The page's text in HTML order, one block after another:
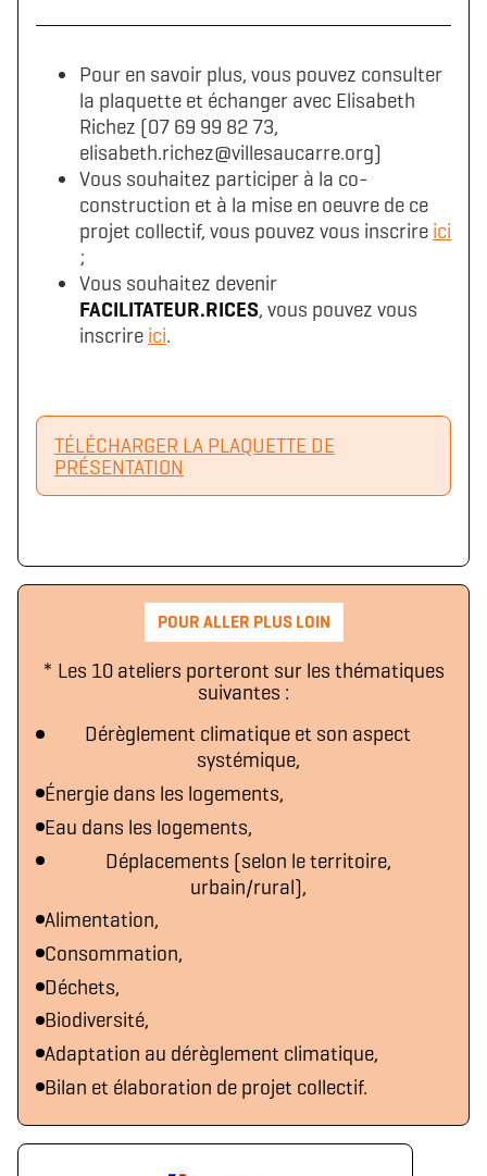
(format .svg)
(format .zip)
Pour en savoir plus, vous pouvez consulter
la plaquette et échanger avec Elisabeth
Richez (07 69 99 82 73,
elisabeth.richez@villesaucarre.org)
Vous souhaitez participer à la co-
construction et à la mise en oeuvre de ce
projet collectif, vous pouvez vous inscrire ici
;
Vous souhaitez devenir
FACILITATEUR.RICES, vous pouvez vous
inscrire ici.
TÉLÉCHARGER LA PLAQUETTE DE
PRÉSENTATION
POUR ALLER PLUS LOIN
* Les 10 ateliers porteront sur les thématiques
suivantes :
Dérèglement climatique et son aspect
systémique,
Énergie dans les logements,
Eau dans les logements,
Déplacements (selon le territoire,
urbain/rural),
Alimentation,
Consommation,
Déchets,
Biodiversité,
Adaptation au dérèglement climatique,
Bilan et élaboration de projet collectif.